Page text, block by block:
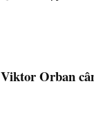
Viktor Orban